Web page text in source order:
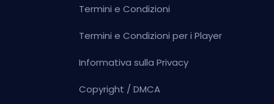
Termini e Condizioni
Termini e Condizioni per i Player
Informativa sulla Privacy
Copyright / DMCA